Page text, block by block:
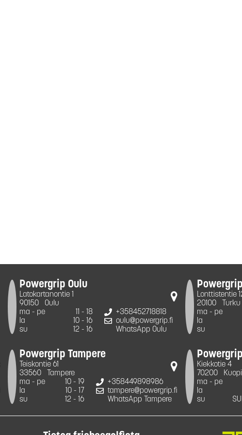
Powergrip Oulu
Latokartanontie 1
90150
Oulu
ma - pe
11 - 18
la
10 - 16
su
12 - 16
+358452718818
oulu@powergrip.fi
WhatsApp Oulu
Lonttistentie
20100
Turku
ma - pe
la
su
Powergrip Tampere
Teiskontie 61
33560
Tampere
ma - pe
10 - 19
la
10 - 17
su
12 - 16
+358449898986
tampere@powergrip.fi
WhatsApp Tampere
Kiekkotie 4
70200
ma - pe
la
su